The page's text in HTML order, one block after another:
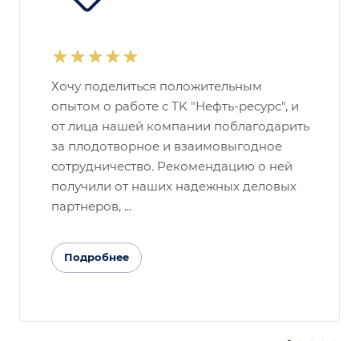
Хочу поделиться положительным
опытом о работе с TK "Нефть-ресурс", и
от лица нашей компании поблагодарить
за плодотворное и взаимовыгодное
сотрудничество. Рекомендацию о ней
получили от наших надежных деловых
партнеров, ...
Подробнее